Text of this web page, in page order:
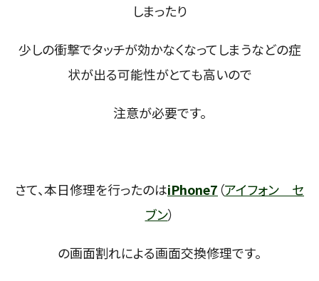
しまったり
少しの衝撃でタッチが効かなくなってしまうなどの症
状が出る可能性がとても高いので
注意が必要です。
さて、本日修理を行ったのはiPhone7（アイフォン セ
ブン）
の画面割れによる画面交換修理です。